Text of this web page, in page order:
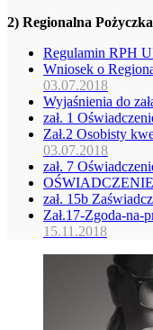
2) Regionalna
Regulamin RPH
Wniosek o
03.07.2018
Wyjaśnienia do
zał. 1
Zał.2 Osobisty
03.07.2018
zał. 7
zał. 15b
Zał.17-Zgoda-na-
15.11.2018